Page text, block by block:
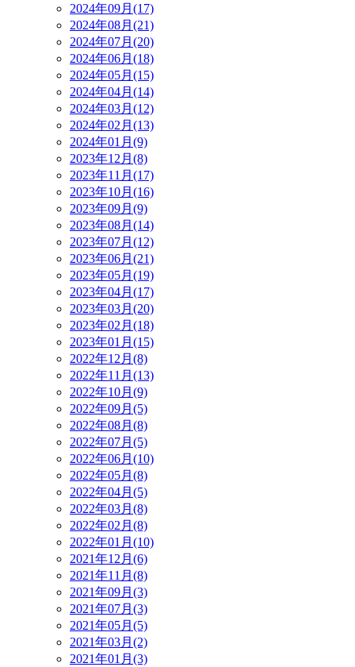
2024年09月(17)
2024年08月(21)
2024年07月(20)
2024年06月(18)
2024年05月(15)
2024年04月(14)
2024年03月(12)
2024年02月(13)
2024年01月(9)
2023年12月(8)
2023年11月(17)
2023年10月(16)
2023年09月(9)
2023年08月(14)
2023年07月(12)
2023年06月(21)
2023年05月(19)
2023年04月(17)
2023年03月(20)
2023年02月(18)
2023年01月(15)
2022年12月(8)
2022年11月(13)
2022年10月(9)
2022年09月(5)
2022年08月(8)
2022年07月(5)
2022年06月(10)
2022年05月(8)
2022年04月(5)
2022年03月(8)
2022年02月(8)
2022年01月(10)
2021年12月(6)
2021年11月(8)
2021年09月(3)
2021年07月(3)
2021年05月(5)
2021年03月(2)
2021年01月(3)